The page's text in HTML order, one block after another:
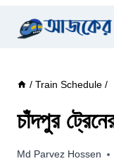
/ Train Schedule /
চাঁদপুর
Md Parvez Hossen